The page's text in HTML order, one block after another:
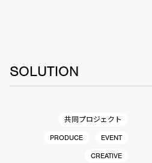
SOLUTION
共同プロジェクト
PRODUCE
EVENT
CREATIVE